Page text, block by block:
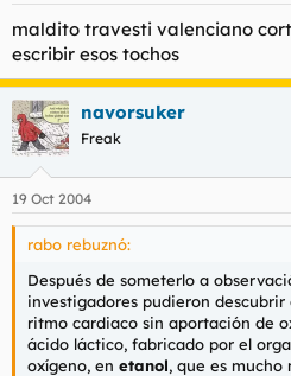
maldito travesti valenciano
escribir esos tochos
navorsuker
Freak
19 Oct 2004
rabo rebuznó:
Después de someterlo a
investigadores pudieron descubrir
ritmo cardiaco sin aportación de
ácido láctico, fabricado por el
oxígeno, en etanol, que es mucho